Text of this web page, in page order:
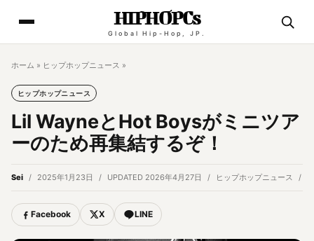
HIPHOPCs
Global Hip-Hop, JP.
ホーム » ヒップホップニュース »
ヒップホップニュース
Lil WayneとHot Boysがミニツア
ーのため再集結するぞ！
Sei 2025年1月23日 UPDATED 2026年4月27日 ヒップホップニュース
Facebook X LINE